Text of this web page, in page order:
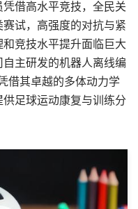
借高水平竞技，全民关
试，高强度的对抗与紧
竞技水平提升面临巨大
主研发的机器人离线编
其卓越的多体动力学
足球运动康复与训练分